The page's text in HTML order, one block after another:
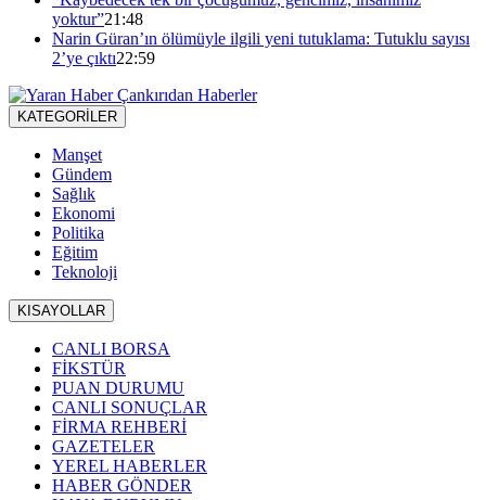
yoktur”21:48
Narin Güran’ın ölümüyle ilgili yeni tutuklama: Tutuklu sayısı
2’ye çıktı22:59
KATEGORİLER
Manşet
Gündem
Sağlık
Ekonomi
Politika
Eğitim
Teknoloji
KISAYOLLAR
CANLI BORSA
FİKSTÜR
PUAN DURUMU
CANLI SONUÇLAR
FİRMA REHBERİ
GAZETELER
YEREL HABERLER
HABER GÖNDER